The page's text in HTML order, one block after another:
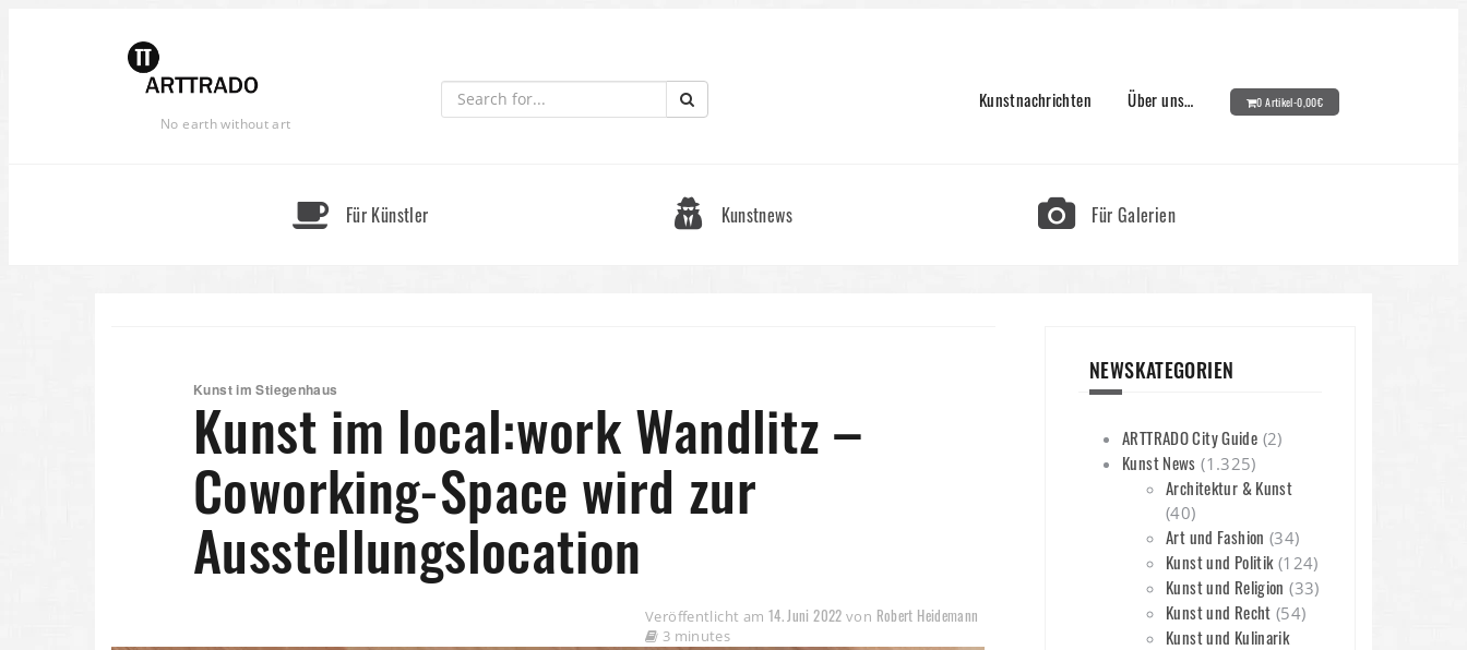
No earth without art
Kunstnachrichten Über uns… 0 Artikel-0,00€
Für Künstler Kunstnews Für Galerien
Kunst im Stiegenhaus
Kunst im local:work Wandlitz –
Coworking-Space wird zur
Ausstellungslocation
Veröffentlicht am 14. Juni 2022 von Robert Heidemann
3 minutes
NEWSKATEGORIEN
ARTTRADO City Guide (2)
Kunst News (1.325)
Architektur & Kunst
(40)
Art und Fashion (34)
Kunst und Politik(124)
Kunst und Religion (33)
Kunst und Recht (54)
Kunst und Kulinarik